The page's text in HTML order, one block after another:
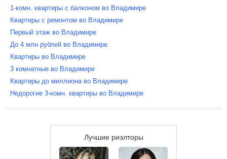
1-комн. квартиры с балконом во Владимире
Квартиры с ремонтом во Владимире
Первый этаж во Владимире
До 4 млн рублей во Владимире
Квартиры во Владимире
3 комнатные во Владимире
Квартиры до миллиона во Владимире
Недорогие 3-комн. квартиры во Владимире
Лучшие риэлторы